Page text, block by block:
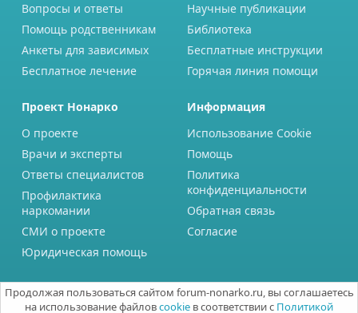
Вопросы и ответы
Помощь родственникам
Анкеты для зависимых
Бесплатное лечение
Научные публикации
Библиотека
Бесплатные инструкции
Горячая линия помощи
Проект Нонарко
О проекте
Врачи и эксперты
Ответы специалистов
Профилактика
наркомании
СМИ о проекте
Юридическая помощь
Информация
Использование Cookie
Помощь
Политика
конфиденциальности
Обратная связь
Согласие
Продолжая пользоваться сайтом forum-nonarko.ru, вы соглашаетесь
на использование файловcookie в соответствии с Политикой